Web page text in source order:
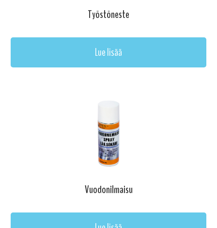
Työstöneste
Lue lisää
Vuodonilmaisu